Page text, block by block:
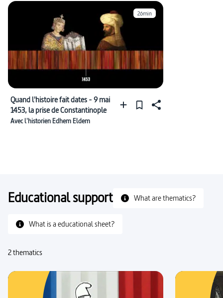
26min
Quand l'histoire fait dates - 9 mai
1453, la prise de Constantinople
Avec l'historien Edhem Eldem
Educational support What are thematics?
What is a educational sheet?
2 thematics